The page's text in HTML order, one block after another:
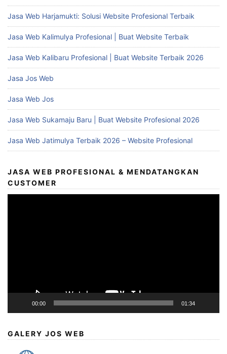
Jasa Web Harjamukti: Solusi Website Profesional Terbaik
Jasa Web Kalimulya Profesional | Buat Website Terbaik
Jasa Web Kalibaru Profesional | Buat Website Terbaik 2026
Jasa Jos Web
Jasa Web Jos
Jasa Web Sukamaju Baru | Buat Website Profesional 2026
Jasa Web Jatimulya Terbaik 2026 – Website Profesional
JASA WEB PROFESIONAL & MENDATANGKAN
CUSTOMER
00:00 01:34
GALERY JOS WEB